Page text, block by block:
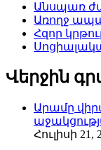
Անսպառ
Առողջ
Հզոր
Վերջին
Արամը
Հուլիսի 21,